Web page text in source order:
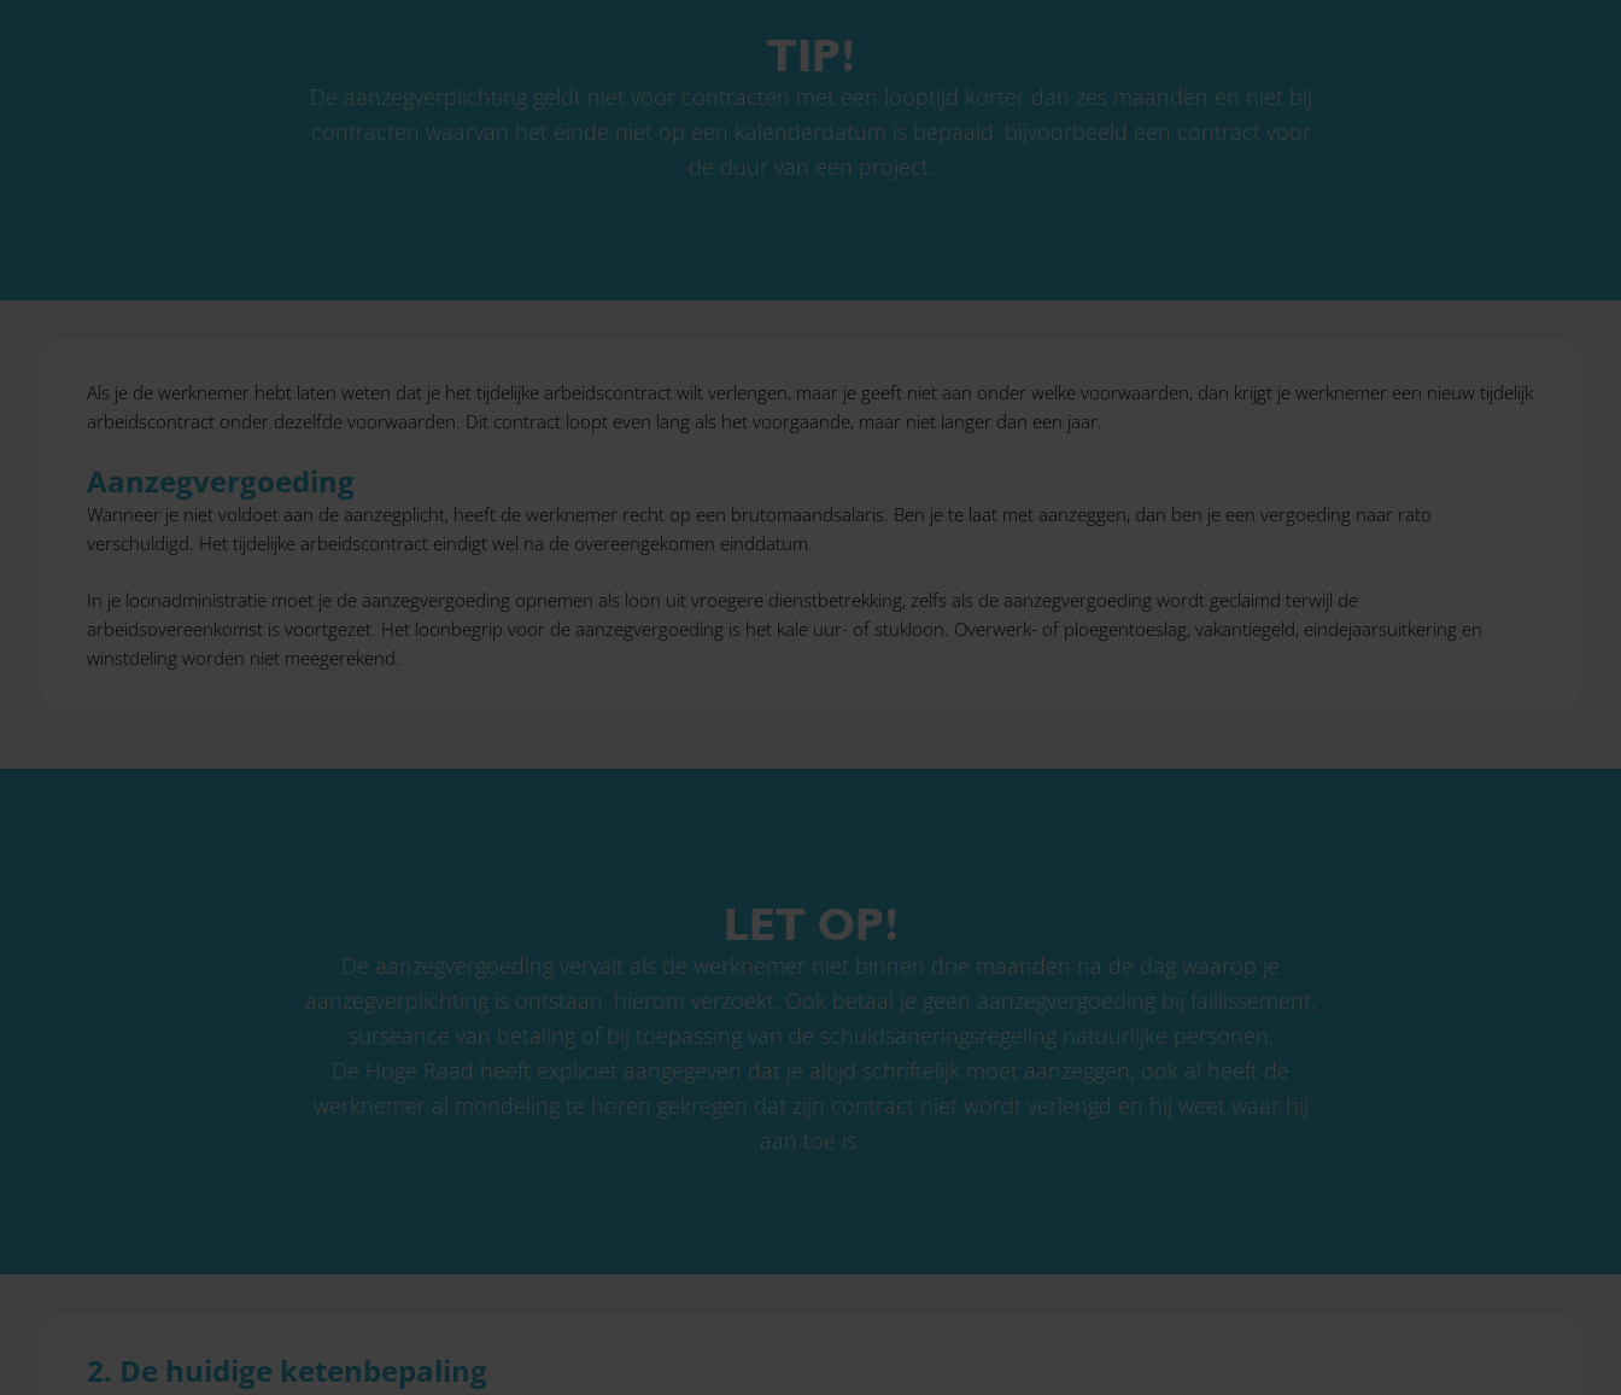
TIP!
De aanzegverplichting geldt niet voor contracten met een looptijd korter dan zes maanden en niet bij
contracten waarvan het einde niet op een kalenderdatum is bepaald, bijvoorbeeld een contract voor
de duur van een project.
Als je de werknemer hebt laten weten dat je het tijdelijke arbeidscontract wilt verlengen, maar je geeft niet aan onder welke voorwaarden, dan krijgt je werknemer een nieuw tijdelijk
arbeidscontract onder dezelfde voorwaarden. Dit contract loopt even lang als het voorgaande, maar niet langer dan een jaar.
Aanzegvergoeding
Wanneer je niet voldoet aan de aanzegplicht, heeft de werknemer recht op een brutomaandsalaris. Ben je te laat met aanzeggen, dan ben je een vergoeding naar rato
verschuldigd. Het tijdelijke arbeidscontract eindigt wel na de overeengekomen einddatum.
In je loonadministratie moet je de aanzegvergoeding opnemen als loon uit vroegere dienstbetrekking, zelfs als de aanzegvergoeding wordt geclaimd terwijl de
arbeidsovereenkomst is voortgezet. Het loonbegrip voor de aanzegvergoeding is het kale uur- of stukloon. Overwerk- of ploegentoeslag, vakantiegeld, eindejaarsuitkering en
winstdeling worden niet meegerekend.
LET OP!
De aanzegvergoeding vervalt als de werknemer niet binnen drie maanden na de dag waarop je
aanzegverplichting is ontstaan, hierom verzoekt. Ook betaal je geen aanzegvergoeding bij faillissement,
surseance van betaling of bij toepassing van de schuldsaneringsregeling natuurlijke personen.
De Hoge Raad heeft expliciet aangegeven dat je altijd schriftelijk moet aanzeggen, ook al heeft de
werknemer al mondeling te horen gekregen dat zijn contract niet wordt verlengd en hij weet waar hij
aan toe is.
2. De huidige ketenbepaling